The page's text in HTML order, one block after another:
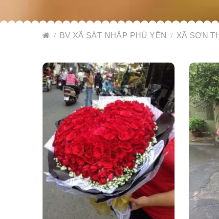
BV XÃ SÁT NHẬP PHÚ YÊN XÃ SƠN